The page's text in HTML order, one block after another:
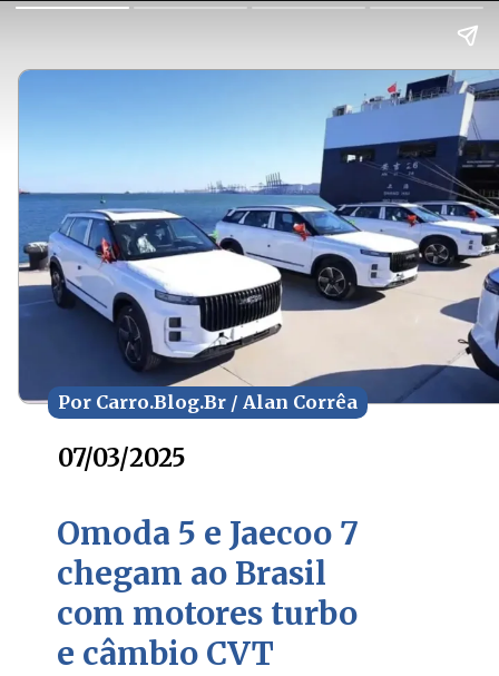
Omoda 5 e Jaecoo 7
chegam ao Brasil
com motores turbo
e câmbio CVT
Por Carro.Blog.Br / Alan Corrêa
Por Carro.Blog.Br / Alan Corrêa
07/03/2025